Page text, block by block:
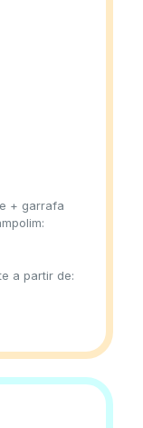
+ garrafa
a partir de: